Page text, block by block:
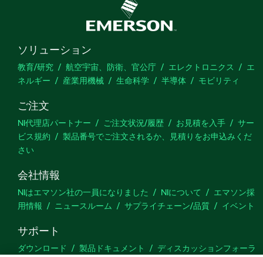
ソリューション
教育/研究 航空宇宙、防衛、官公庁 エレクトロニクス
エ
ネルギー
産業用機械 生命科学 半導体 モビリティ
ご注文
NI代理店パートナー ご注文状況/履歴 お見積を入手
サー
ビス規約
製品番号でご注文されるか、見積りをお申込みくだ
さい
会社情報
NIはエマソン社の一員になりました NIについて
エマソン採
用情報
ニュースルーム サプライチェーン/品質 イベント
サポート
ダウンロード 製品ドキュメント
ディスカッションフォーラ